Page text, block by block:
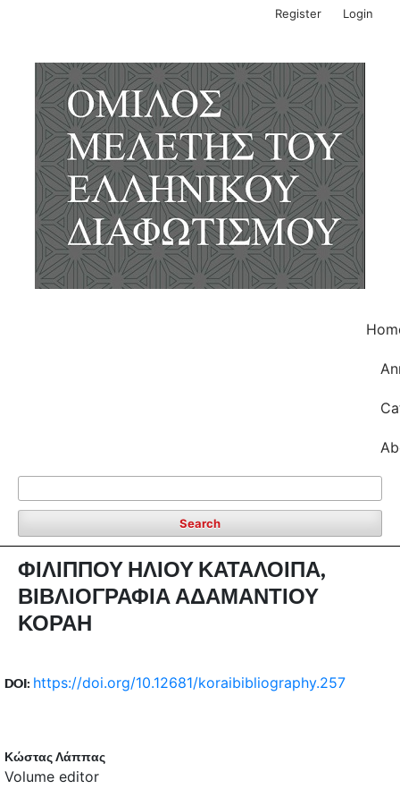
Search
Register Login
ΦΙΛΙΠΠΟΥ ΗΛΙΟΥ ΚΑΤΑΛΟΙΠΑ,
ΒΙΒΛΙΟΓΡΑΦΙΑ ΑΔΑΜΑΝΤΙΟΥ
ΚΟΡΑΗ
DOI: https://doi.org/10.12681/koraibibliography.257
Κώστας Λάππας
Volume editor